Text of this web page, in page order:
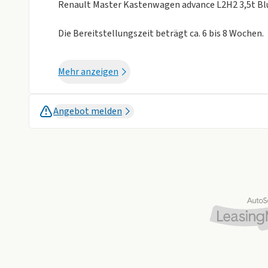
Renault Master Kastenwagen advance L2H2 3,5t
Die Bereitstellungszeit beträgt ca. 6 bis 8 Wochen.
Überführungskosten = Bereitstellungskosten
Autohaus König-Highlights:
Hecktüren, Öﬀnungswinkle 180° , ohne Fenster
Mehr anzeigen
Angebot melden